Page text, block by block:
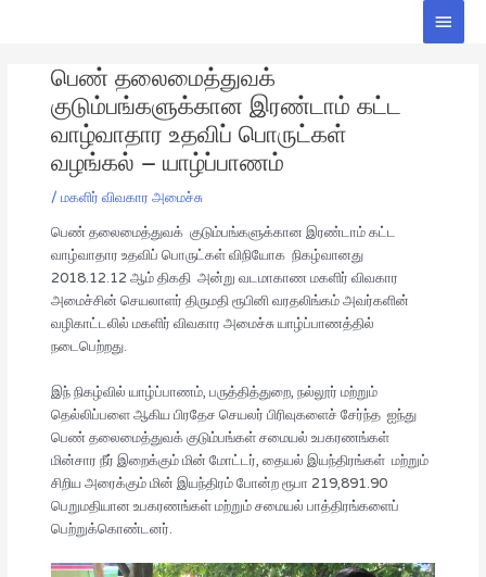
Main
பெண் தலைமைத்துவக்
குடும்பங்களுக்கான இரண்டாம் கட்ட
வாழ்வாதார உதவிப் பொருட்கள்
வழங்கல் – யாழ்ப்பாணம்
/ மகளிர் விவகார அமைச்சு
பெண் தலைமைத்துவக் குடும்பங்களுக்கான இரண்டாம் கட்ட
வாழ்வாதார உதவிப் பொருட்கள் விநியோக நிகழ்வானது
2018.12.12 ஆம் திகதி அன்று வடமாகாண மகளிர் விவகார
அமைச்சின் செயலாளர் திருமதி ரூபினி வரதலிங்கம் அவர்களின்
வழிகாட்டலில் மகளிர் விவகார அமைச்சு யாழ்ப்பாணத்தில்
நடைபெற்றது.
இந் நிகழ்வில் யாழ்ப்பாணம், பருத்தித்துறை, நல்லூர் மற்றும்
தெல்லிப்பளை ஆகிய பிரதேச செயலர் பிரிவுகளைச் சேர்ந்த ஐந்து
பெண் தலைமைத்துவக் குடும்பங்கள் சமையல் உபகரணங்கள்
மின்சார நீர் இறைக்கும் மின் மோட்டர், தையல் இயந்திரங்கள் மற்றும்
சிறிய அரைக்கும் மின் இயந்திரம் போன்ற ரூபா 219,891.90
பெறுமதியான உபகரணங்கள் மற்றும் சமையல் பாத்திரங்களைப்
பெற்றுக்கொண்டனர்.
navigation